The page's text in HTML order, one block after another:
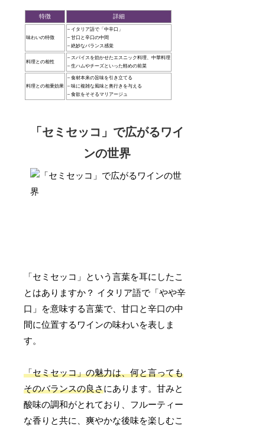
特徴 詳細
味わいの特徴
– イタリア語で「中辛口」
– 甘口と辛口の中間
– 絶妙なバランス感覚
料理との相性
– スパイスを効かせたエスニック料理、中華料理
– 生ハムやチーズといった軽めの前菜
料理との相乗効果
– 食材本来の旨味を引き立てる
– 味に複雑な風味と奥行きを与える
– 食欲をそそるマリアージュ
「セミセッコ」で広がるワイ
ンの世界
「セミセッコ」という言葉を耳にしたこ
とはありますか？ イタリア語で「やや辛
口」を意味する言葉で、甘口と辛口の中
間に位置するワインの味わいを表しま
す。
「セミセッコ」の魅力は、何と言っても
そのバランスの良さにあります。甘みと
酸味の調和がとれており、フルーティー
な香りと共に、爽やかな後味を楽しむこ